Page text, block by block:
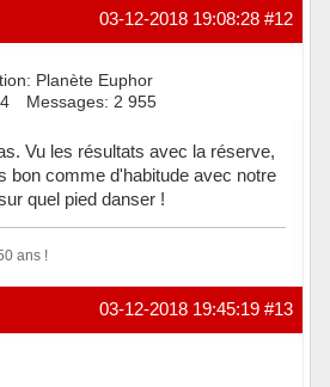
#12
03-12-2018 19:08:28
Planète Euphor
Messages: 2 955
Vu les résultats avec la réserve,
bon comme d'habitude avec notre
quel pied danser !
ans !
#13
03-12-2018 19:45:19